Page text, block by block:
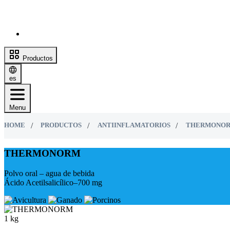
Productos
es
Menu
HOME PRODUCTOS ANTIINFLAMATORIOS
THERMONORM
Polvo oral – agua de bebida
Ácido Acetilsalicílico–700 mg
1 kg